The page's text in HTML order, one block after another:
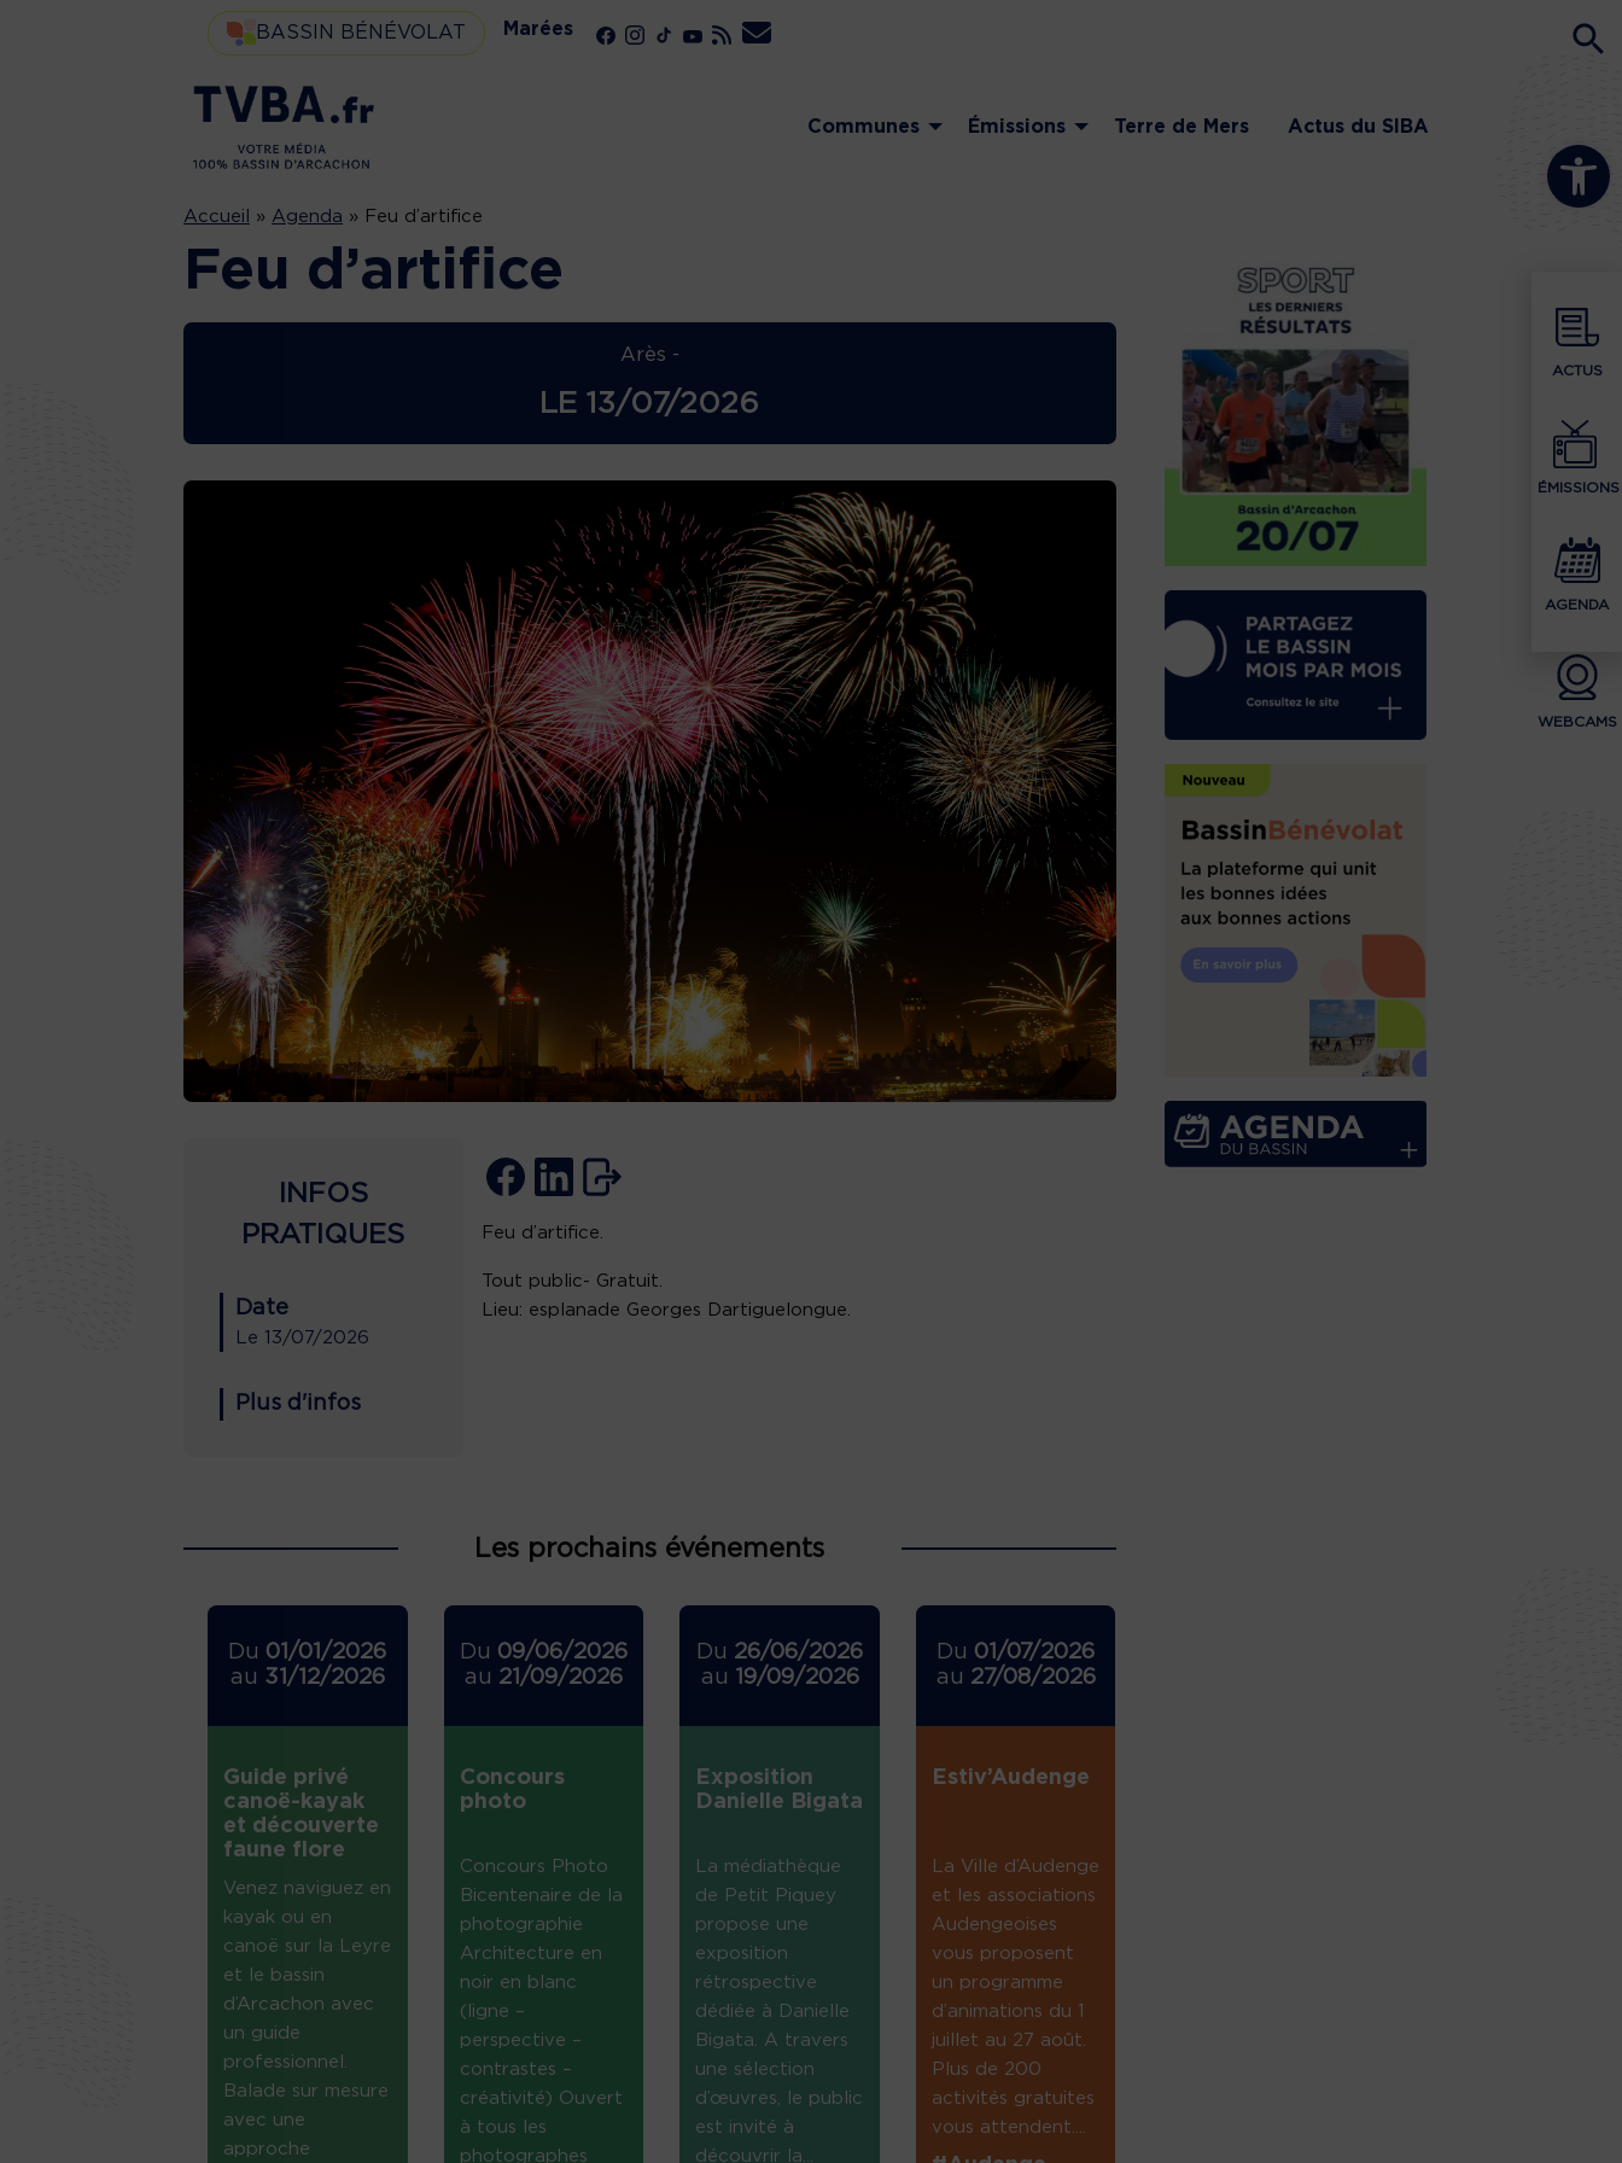
Ouvrir la
ACTUS
ÉMISSIONS
AGENDA
WEBCAMS
BASSIN BÉNÉVOLAT Marées
Communes Émissions Terre de Mers Actus du SIBA
Accueil » Agenda » Feu d’artifice
Feu d’artifice
Arès -
LE13/07/2026
INFOS
PRATIQUES
Date
Le 13/07/2026
Plus d'infos
Feu d’artifice.
Tout public- Gratuit.
Lieu: esplanade Georges Dartiguelongue.
Les prochains événements
Du 01/01/2026
au 31/12/2026
Guide privé
canoë-kayak
et découverte
faune flore
Venez naviguez en
kayak ou en
canoë sur la Leyre
et le bassin
d’Arcachon avec
un guide
professionnel.
Balade sur mesure
avec une
approche
Du 09/06/2026
au 21/09/2026
Concours
photo
Concours Photo
Bicentenaire de la
photographie
Architecture en
noir en blanc
(ligne –
perspective –
contrastes –
créativité) Ouvert
à tous les
photographes
Du 26/06/2026
au 19/09/2026
Exposition
Danielle Bigata
La médiathèque
de Petit Piquey
propose une
exposition
rétrospective
dédiée à Danielle
Bigata. A travers
une sélection
d’œuvres, le public
est invité à
découvrir la...
Du 01/07/2026
au 27/08/2026
Estiv’Audenge
La Ville d’Audenge
et les associations
Audengeoises
vous proposent
un programme
d’animations du 1
juillet au 27 août.
Plus de 200
activités gratuites
vous attendent....